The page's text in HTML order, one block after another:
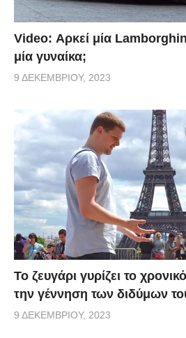
Video: Αρκεί μία
μία γυναίκα;
9 ΔΕΚΕΜΒΡΊΟΥ, 2023
Το ζευγάρι γυρίζει το
την γέννηση των διδύμων
9 ΔΕΚΕΜΒΡΊΟΥ, 2023